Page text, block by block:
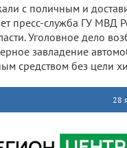
с поличным и
пресс-служба ГУ МВД
Уголовное дело
завладение
средством без цели
28